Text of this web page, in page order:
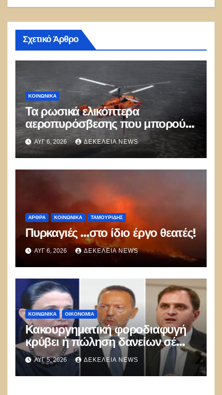
Σχετικό Άρθρο
ΚΟΙΝΩΝΙΚΑ
Τα ρωσικά ελικόπτερα
αεροπυρόσβεσης που μπορούν
να ρίχνουν 5 τόνους νερού με 8
μποφόρ
ΑΥΓ 6, 2026 ΔΕΚΈΛΕΙΑ NEWS
ΑΡΘΡΑ ΚΟΙΝΩΝΙΚΑ ΤΑΜΟΥΡΊΔΗΣ
Πυρκαγιές …στο ίδιο έργο θεατές!
ΑΥΓ 6, 2026 ΔΕΚΈΛΕΙΑ NEWS
ΚΟΙΝΩΝΙΚΑ ΟΙΚΟΝΟΜΙΑ
Κακουργηματική φοροδιαφυγή
κρύβει ἡ πώληση δανείων σέ
funds
ΑΥΓ 5, 2026 ΔΕΚΈΛΕΙΑ NEWS